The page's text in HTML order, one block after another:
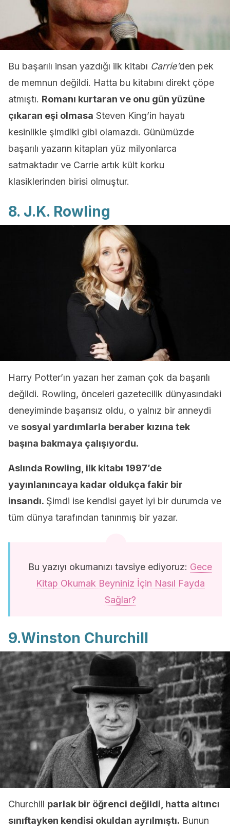
Bu başarılı insan yazdığı ilk kitabı Carrie’den pek
de memnun değildi. Hatta bu kitabını direkt çöpe
atmıştı. Romanı kurtaran ve onu gün yüzüne
çıkaran eşi olmasa Steven King’in hayatı
kesinlikle şimdiki gibi olamazdı. Günümüzde
başarılı yazarın kitapları yüz milyonlarca
satmaktadır ve Carrie artık kült korku
klasiklerinden birisi olmuştur.
8. J.K. Rowling
Harry Potter’ın yazarı her zaman çok da başarılı
değildi. Rowling, önceleri gazetecilik dünyasındaki
deneyiminde başarısız oldu, o yalnız bir anneydi
ve sosyal yardımlarla beraber kızına tek
başına bakmaya çalışıyordu.
Aslında Rowling, ilk kitabı 1997’de
yayınlanıncaya kadar oldukça fakir bir
insandı. Şimdi ise kendisi gayet iyi bir durumda ve
tüm dünya tarafından tanınmış bir yazar.
Bu yazıyı okumanızı tavsiye ediyoruz: Gece
Kitap Okumak Beyniniz İçin Nasıl Fayda
Sağlar?
9.Winston Churchill
Churchill parlak bir öğrenci değildi, hatta altıncı
sınıftayken kendisi okuldan ayrılmıştı. Bunun